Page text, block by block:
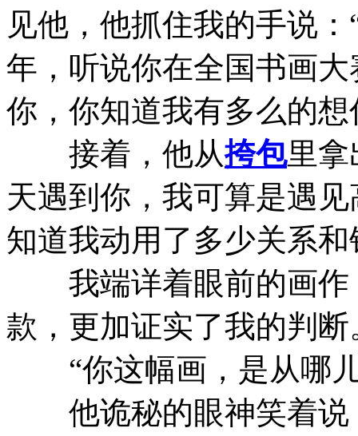
见他，他抓住我的手说：
年，听说你在全国书画
你，你知道我有多么的想
接着，他从挎包里拿
天遇到你，我可算是遇
知道我动用了多少关系
我端详着眼前的画作
款，更加证实了我的判断
“你这幅画，是从哪儿
他诡秘的眼神笑着说